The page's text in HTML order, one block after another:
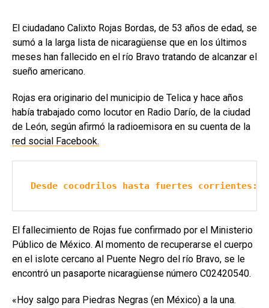
El ciudadano Calixto Rojas Bordas, de 53 años de edad, se
sumó a la larga lista de nicaragüense que en los últimos
meses han fallecido en el río Bravo tratando de alcanzar el
sueño americano.
Rojas era originario del municipio de Telica y hace años
había trabajado como locutor en Radio Darío, de la ciudad
de León, según afirmó la radioemisora en su cuenta de la
red social Facebook.
Desde cocodrilos hasta fuertes corrientes:
El fallecimiento de Rojas fue confirmado por el Ministerio
Público de México. Al momento de recuperarse el cuerpo
en el islote cercano al Puente Negro del río Bravo, se le
encontró un pasaporte nicaragüense número C02420540.
«Hoy salgo para Piedras Negras (en México) a la una.